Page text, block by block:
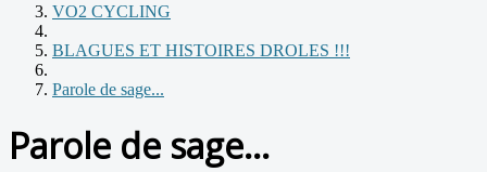
VO2 CYCLING
BLAGUES ET HISTOIRES DROLES !!!
Parole de sage...
Parole de sage...